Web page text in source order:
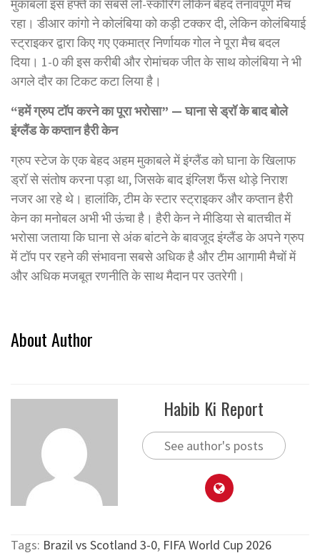
मुकाबला इस हफ्ते का सबसे लो-स्कोरिंग लेकिन बेहद तनावपूर्ण मैच
रहा। डीआर कांगो ने कोलंबिया को कड़ी टक्कर दी, लेकिन कोलंबियाई
स्ट्राइकर द्वारा किए गए एकमात्र निर्णायक गोल ने पूरा मैच बदल
दिया। 1-0 की इस करीबी और रोमांचक जीत के साथ कोलंबिया ने भी
अगले दौर का टिकट कटा लिया है।
“हमें ग्रुप टॉप करने का पूरा भरोसा” — घाना से ड्रॉ के बाद बोले
इंग्लैंड के कप्तान हैरी केन
ग्रुप स्टेज के एक बेहद अहम मुकाबले में इंग्लैंड को घाना के खिलाफ
ड्रॉ से संतोष करना पड़ा था, जिसके बाद इंग्लिश फैंस थोड़े निराश
नजर आ रहे थे। हालांकि, टीम के स्टार स्ट्राइकर और कप्तान हैरी
केन का मनोबल अभी भी ऊंचा है। हैरी केन ने मीडिया से बातचीत में
भरोसा जताया कि घाना से अंक बांटने के बावजूद इंग्लैंड के अपने ग्रुप
में टॉप पर रहने की संभावना सबसे अधिक है और टीम आगामी मैचों में
और अधिक मजबूत रणनीति के साथ मैदान पर उतरेगी।
About Author
Habib Ki Report
See author's posts
Tags: Brazil vs Scotland 3-0, FIFA World Cup 2026